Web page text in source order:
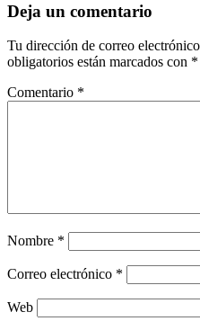
Deja un comentario
Tu dirección de correo
obligatorios están marcados con *
Comentario *
Nombre *
Correo electrónico *
Web